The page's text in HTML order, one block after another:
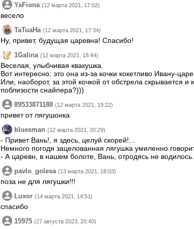
YaFiona (12 марта 2021, 17:02)
весело
TaTuaHa (12 марта 2021, 17:34)
Ну, привет, будущая царевна! Спасибо!
1Galina (12 марта 2021, 18:44)
Веселая, улыбчивая квакушка.
Вот интересно: это она из-за кочки кокетливо Ивану-
Или, наоборот, за этой кочкой от обстрела скрывается
поблизости снайпера?)))
89533871188 (12 марта 2021, 19:22)
привет от лягушонка
bluesman (12 марта 2021, 20:29)
- Привет Вань!, я здесь, целуй скорей!...
Немного погодя зацелованная лягушка умиленно
- А царевн, в нашем болоте, Вань, отродясь не водилось.
pavlo_golesa (13 марта 2021, 18:03)
поза не для лягушки!!!
Luxor (14 марта 2021, 14:51)
спасибо
15975 (27 августа 2023, 20:40)